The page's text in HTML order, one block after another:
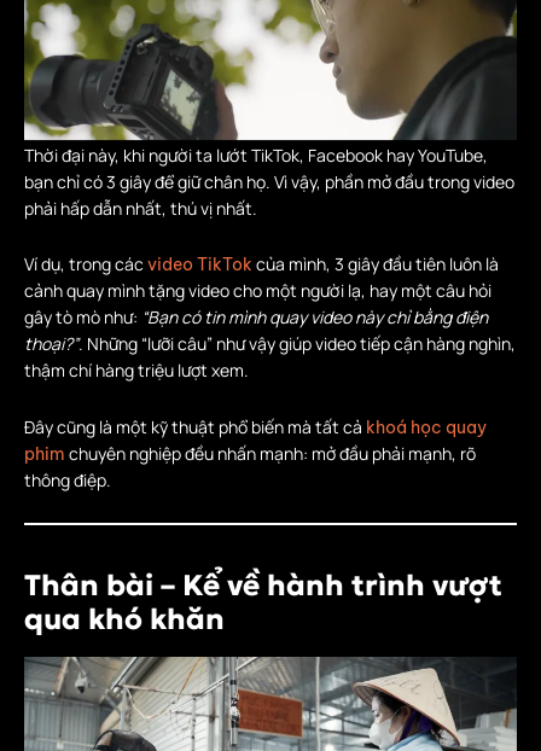
Thời đại này, khi người ta lướt TikTok, Facebook hay YouTube,
bạn chỉ có 3 giây để giữ chân họ. Vì vậy, phần mở đầu trong video
phải hấp dẫn nhất, thú vị nhất.
Ví dụ, trong các video TikTok của mình, 3 giây đầu tiên luôn là
cảnh quay mình tặng video cho một người lạ, hay một câu hỏi
gây tò mò như: “Bạn có tin mình quay video này chỉ bằng điện
thoại?”. Những “lưỡi câu” như vậy giúp video tiếp cận hàng nghìn,
thậm chí hàng triệu lượt xem.
Đây cũng là một kỹ thuật phổ biến mà tất cả khoá học quay
phim chuyên nghiệp đều nhấn mạnh: mở đầu phải mạnh, rõ
thông điệp.
Thân bài – Kể về hành trình vượt
qua khó khăn